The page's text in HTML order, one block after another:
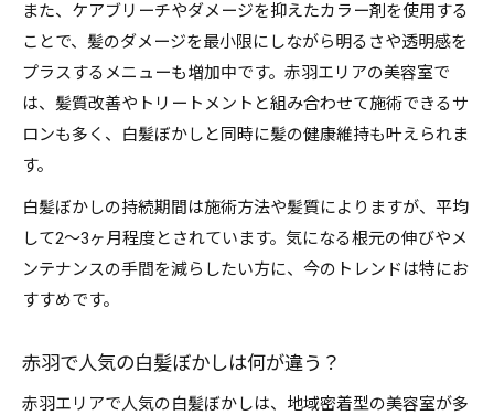
サロンで選ばれる白髪ぼかしメニューの特徴
白髪染めとの違いがわかる選び方ガイド
白髪ぼかしと白髪染めの違いと選び方
美容室で相談したい白髪ぼかしのポイント
長持ちスタイルに導く白髪ぼかしの秘訣
白髪ぼかしを長持ちさせるケア方法
白髪ぼかしとトリートメントの相乗効果
おしゃれを保つ白髪ぼかしのホームケア
また、ケアブリーチやダメージを抑えたカラー剤を使用する
ことで、髪のダメージを最小限にしながら明るさや透明感を
プラスするメニューも増加中です。赤羽エリアの美容室で
は、髪質改善やトリートメントと組み合わせて施術できるサ
ロンも多く、白髪ぼかしと同時に髪の健康維持も叶えられま
す。
白髪ぼかしの持続期間は施術方法や髪質によりますが、平均
して2〜3ヶ月程度とされています。気になる根元の伸びやメ
ンテナンスの手間を減らしたい方に、今のトレンドは特にお
すすめです。
赤羽で人気の白髪ぼかしは何が違う？
赤羽エリアで人気の白髪ぼかしは、地域密着型の美容室が多